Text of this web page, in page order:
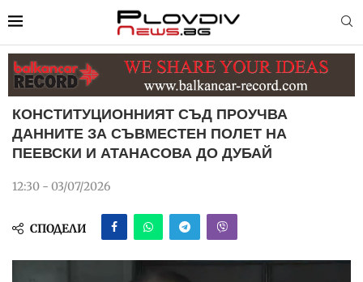
КОНСТИТУЦИОННИЯТ СЪД ПРОУЧВА
ДАННИТЕ ЗА СЪВМЕСТЕН ПОЛЕТ НА
ПЕЕВСКИ И АТАНАСОВА ДО ДУБАЙ
12:30 - 03/07/2026
СПОДЕЛИ